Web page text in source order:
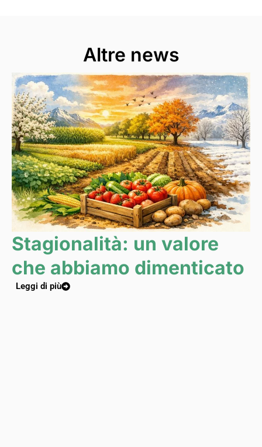
Altre news
Stagionalità: un valore
che abbiamo dimenticato
Leggi di più